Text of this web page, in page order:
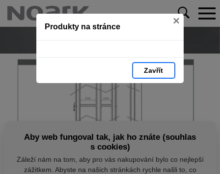
Produkty na stránce ×
Zavřít
Aby web fungoval tak, jak ho znáte (souhlas
s cookies)
Záleží nám na tom, aby pro vás nakupování bylo co nejlepší
zážitkem. Abyste na našich stránkách rychle našli to, co